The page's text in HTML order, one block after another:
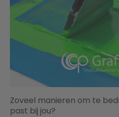
Zoveel manieren om te
past bij jou?